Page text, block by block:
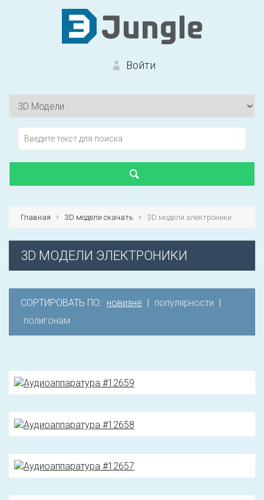
Войти
Главная 3D модели скачать 3D модели электроники
3D МОДЕЛИ ЭЛЕКТРОНИКИ
СОРТИРОВАТЬ ПО: новизне | популярности |
полигонам